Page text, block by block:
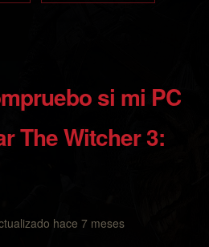
The Witcher 3:
hace 7 meses